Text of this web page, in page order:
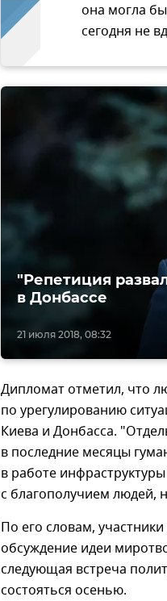
она могла
сегодня не
21 июля 2018, 08:32
"Репетиция
в Донбассе
Дипломат отметил, что
по урегулированию
Киева и Донбасса.
в последние месяцы
в работе
с благополучием людей,
По его словам,
обсуждение идеи
следующая встреча
состояться осенью.